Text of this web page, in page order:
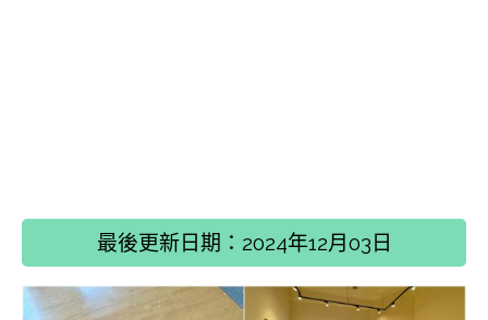
最後更新日期：2024年12月03日